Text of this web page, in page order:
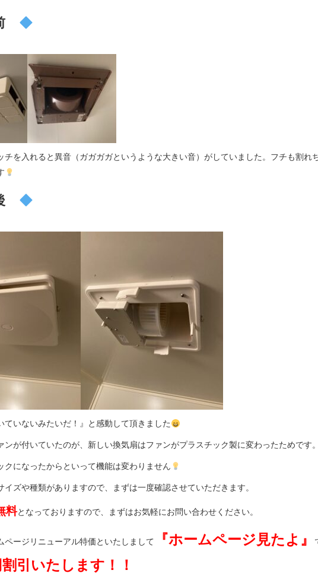
チを入れると異音（ガガガガというような大きい音）がしていました。フチも割れ
ていないみたいだ！』と感動して頂きました
ンが付いていたのが、新しい換気扇はファンがプラスチック製に変わったためです。
クになったからといって機能は変わりません
イズや種類がありますので、まずは一度確認させていただきます。
料となっておりますので、まずはお気軽にお問い合わせください。
ページリニューアル特価といたしまして 『ホームページ見たよ』
引いたします！！